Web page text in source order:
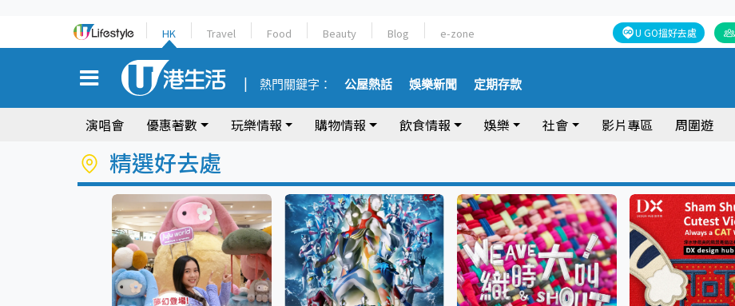
HK Travel Food Beauty Blog e-zone U GO搵好去處
熱門關鍵字： 公屋熱話 娛樂新聞 定期存款
演唱會 優惠著數 玩樂情報 購物情報 飲食情報 娛樂 社會 影片專區 周圍遊
精選好去處